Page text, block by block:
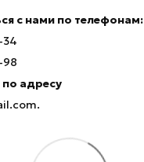
с нами по телефонам:
34
98
адресу